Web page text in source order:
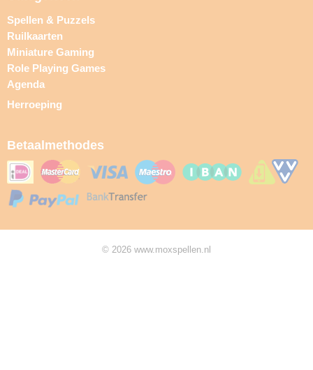
Spellen & Puzzels
Ruilkaarten
Miniature Gaming
Role Playing Games
Agenda
Herroeping
Betaalmethodes
© 2026 www.moxspellen.nl